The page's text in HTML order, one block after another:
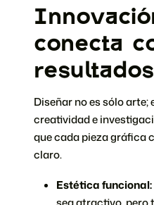
conecta
Diseñar no es sólo
creatividad e
que cada pieza gráfica
claro.
Estética funcional: